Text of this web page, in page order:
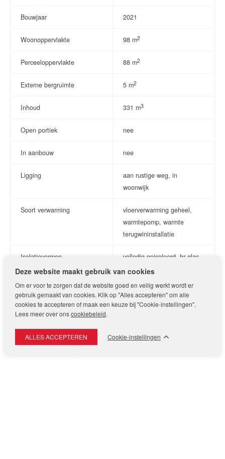
Bouwjaar 2021
Woonoppervlakte 98 m2
Perceeloppervlakte 88 m2
Externe bergruimte 5 m2
Inhoud 331 m3
Open portiek nee
In aanbouw nee
Ligging
aan rustige weg, in
woonwijk
Soort verwarming
vloerverwarming geheel,
warmtepomp, warmte
terugwininstallatie
Isolatievormen volledig geisoleerd, hr glas
Voorzieningen
mechanische ventilatie,
ventilatie
Deze website maakt gebruik van cookies
Om er voor te zorgen dat de website goed en veilig werkt wordt er
gebruik gemaakt van cookies. Klik op "Alles accepteren" om alle
cookies te accepteren of maak een keuze bij "Cookie-instellingen".
Lees meer over onscookiebeleid.
Cookie-instellingen